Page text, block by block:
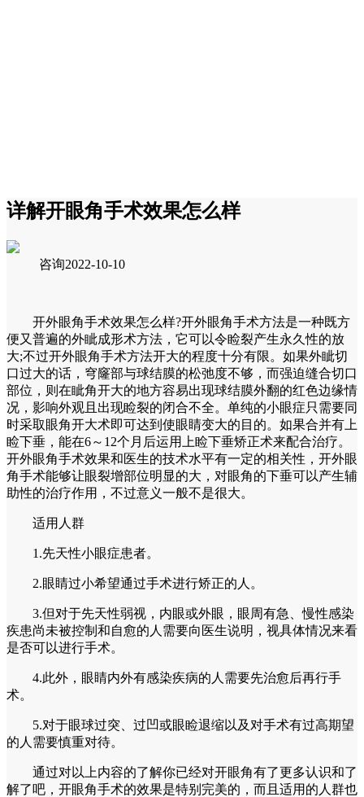
详解开眼角手术效果怎么样
咨询2022-10-10
开外眼角手术效果怎么样?开外眼角手术方法是一种既方
便又普遍的外眦成形术方法，它可以令睑裂产生永久性的放
大;不过开外眼角手术方法开大的程度十分有限。如果外眦切
口过大的话，穹窿部与球结膜的松弛度不够，而强迫缝合切口
部位，则在眦角开大的地方容易出现球结膜外翻的红色边缘情
况，影响外观且出现睑裂的闭合不全。单纯的小眼症只需要同
时采取眼角开大术即可达到使眼睛变大的目的。如果合并有上
睑下垂，能在6～12个月后运用上睑下垂矫正术来配合治疗。
开外眼角手术效果和医生的技术水平有一定的相关性，开外眼
角手术能够让眼裂增部位明显的大，对眼角的下垂可以产生辅
助性的治疗作用，不过意义一般不是很大。
适用人群
1.先天性小眼症患者。
2.眼睛过小希望通过手术进行矫正的人。
3.但对于先天性弱视，内眼或外眼，眼周有急、慢性感染
疾患尚未被控制和自愈的人需要向医生说明，视具体情况来看
是否可以进行手术。
4.此外，眼睛内外有感染疾病的人需要先治愈后再行手
术。
5.对于眼球过突、过凹或眼睑退缩以及对手术有过高期望
的人需要慎重对待。
通过对以上内容的了解你已经对开眼角有了更多认识和了
解了吧，开眼角手术的效果是特别完美的，而且适用的人群也